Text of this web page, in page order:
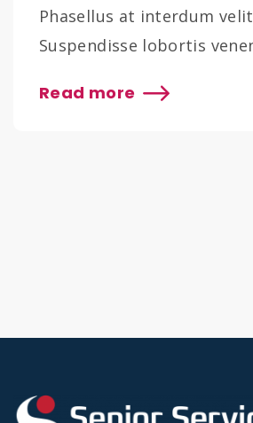
Phasellus at interdum
Suspendisse lobortis
pretium at ac sem.
Read more